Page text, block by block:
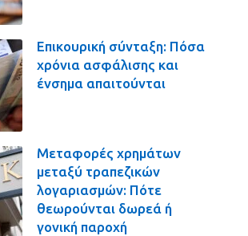
Επικουρική σύνταξη: Πόσα
χρόνια ασφάλισης και
ένσημα απαιτούνται
Μεταφορές χρημάτων
μεταξύ τραπεζικών
λογαριασμών: Πότε
θεωρούνται δωρεά ή
γονική παροχή